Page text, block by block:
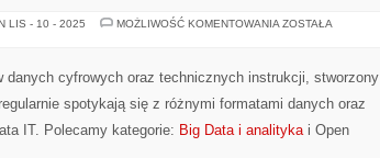
LIS - 10 - 2025 MOŻLIWOŚĆ KOMENTOWANIA STRONA
ROZWIĄZANIA
IT
KONWERSJA
STRUKTURA
ZOSTAŁA
danych cyfrowych oraz technicznych instrukcji, stworzony
spotykają się z różnymi formatami danych oraz
IT. Polecamy kategorie: Big Data i analitykai Open